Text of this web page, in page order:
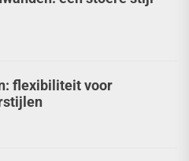
flexibiliteit voor